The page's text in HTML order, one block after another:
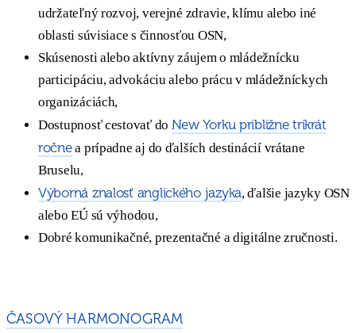
udržateľný rozvoj, verejné zdravie, klímu alebo iné
oblasti súvisiace s činnosťou OSN,
Skúsenosti alebo aktívny záujem o mládežnícku
participáciu, advokáciu alebo prácu v mládežníckych
organizáciách,
Dostupnosť cestovať do New Yorku približne trikrát
ročnea prípadne aj do ďalších destinácií vrátane
Bruselu,
Výborná znalosť anglického jazyka, ďalšie jazyky OSN
alebo EÚ sú výhodou,
Dobré komunikačné, prezentačné a digitálne zručnosti.
ČASOVÝ HARMONOGRAM